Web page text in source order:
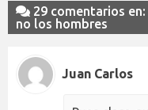
29 comentarios
no los hombres
Juan Carlos